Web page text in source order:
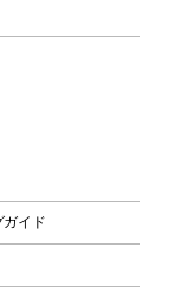
ガイド